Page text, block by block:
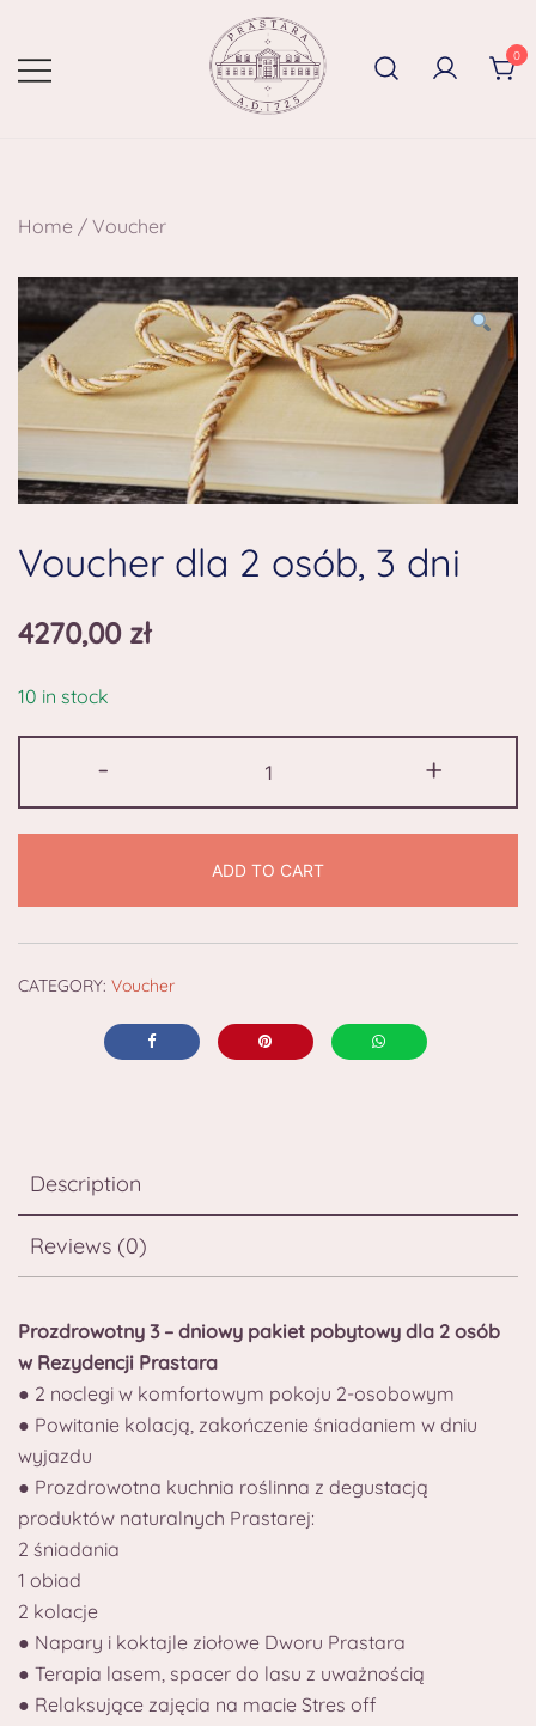
0
Home / Voucher
Voucher dla 2 osób, 3 dni
4270,00 zł
10 in stock
- +
ADD TO CART
CATEGORY: Voucher
Description
Reviews (0)
Prozdrowotny 3 – dniowy pakiet pobytowy dla 2 osób
w Rezydencji Prastara
● 2 noclegi w komfortowym pokoju 2-osobowym
● Powitanie kolacją, zakończenie śniadaniem w dniu
wyjazdu
● Prozdrowotna kuchnia roślinna z degustacją
produktów naturalnych Prastarej:
2 śniadania
1 obiad
2 kolacje
● Napary i koktajle ziołowe Dworu Prastara
● Terapia lasem, spacer do lasu z uważnością
● Relaksujące zajęcia na macie Stres off